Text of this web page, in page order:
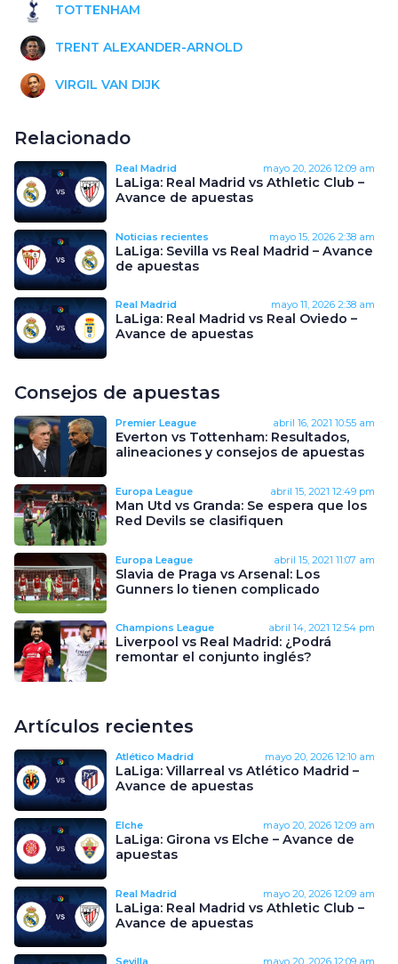
TOTTENHAM
TRENT ALEXANDER-ARNOLD
VIRGIL VAN DIJK
Relacionado
Real Madrid mayo 20, 2026 12:09 am
LaLiga: Real Madrid vs Athletic Club –
Avance de apuestas
Noticias recientes mayo 15, 2026 2:38 am
LaLiga: Sevilla vs Real Madrid – Avance
de apuestas
Real Madrid mayo 11, 2026 2:38 am
LaLiga: Real Madrid vs Real Oviedo –
Avance de apuestas
Consejos de apuestas
Premier League abril 16, 2021 10:55 am
Everton vs Tottenham: Resultados,
alineaciones y consejos de apuestas
Europa League abril 15, 2021 12:49 pm
Man Utd vs Granda: Se espera que los
Red Devils se clasifiquen
Europa League abril 15, 2021 11:07 am
Slavia de Praga vs Arsenal: Los
Gunners lo tienen complicado
Champions League abril 14, 2021 12:54 pm
Liverpool vs Real Madrid: ¿Podrá
remontar el conjunto inglés?
Artículos recientes
Atlético Madrid mayo 20, 2026 12:10 am
LaLiga: Villarreal vs Atlético Madrid –
Avance de apuestas
Elche mayo 20, 2026 12:09 am
LaLiga: Girona vs Elche – Avance de
apuestas
Real Madrid mayo 20, 2026 12:09 am
LaLiga: Real Madrid vs Athletic Club –
Avance de apuestas